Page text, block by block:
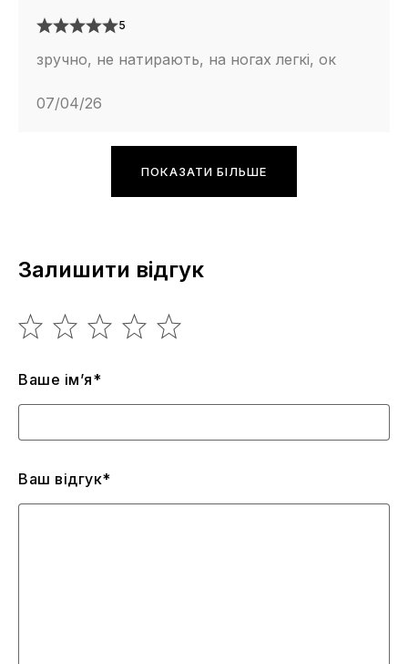
5
зручно, не натирають, на ногах легкі, ок
07/04/26
ПОКАЗАТИ БІЛЬШЕ
Залишити відгук
Ваше ім’я*
Ваш відгук*